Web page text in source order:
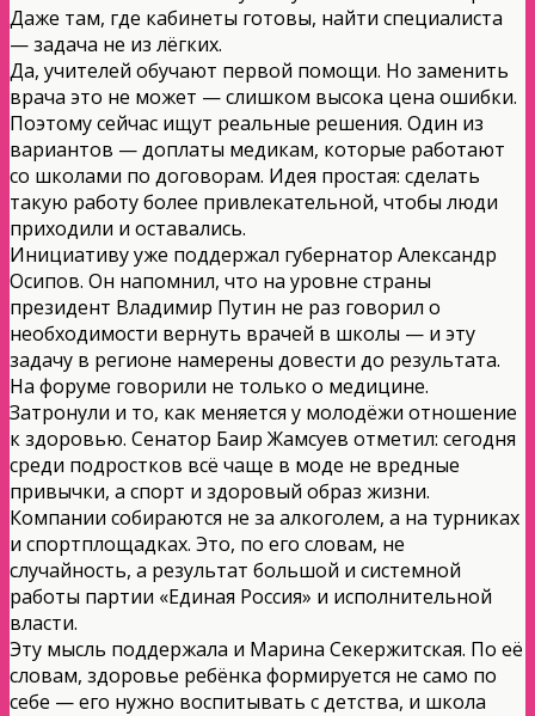
Даже там, где кабинеты готовы, найти специалиста
— задача не из лёгких.
Да, учителей обучают первой помощи. Но заменить
врача это не может — слишком высока цена ошибки.
Поэтому сейчас ищут реальные решения. Один из
вариантов — доплаты медикам, которые работают
со школами по договорам. Идея простая: сделать
такую работу более привлекательной, чтобы люди
приходили и оставались.
Инициативу уже поддержал губернатор Александр
Осипов. Он напомнил, что на уровне страны
президент Владимир Путин не раз говорил о
необходимости вернуть врачей в школы — и эту
задачу в регионе намерены довести до результата.
На форуме говорили не только о медицине.
Затронули и то, как меняется у молодёжи отношение
к здоровью. Сенатор Баир Жамсуев отметил: сегодня
среди подростков всё чаще в моде не вредные
привычки, а спорт и здоровый образ жизни.
Компании собираются не за алкоголем, а на турниках
и спортплощадках. Это, по его словам, не
случайность, а результат большой и системной
работы партии «Единая Россия» и исполнительной
власти.
Эту мысль поддержала и Марина Секержитская. По её
словам, здоровье ребёнка формируется не само по
себе — его нужно воспитывать с детства, и школа